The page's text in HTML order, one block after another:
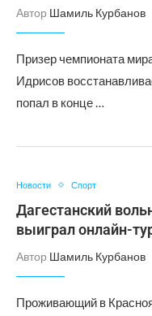
Автор Шамиль Курбанов
Призер чемпионата
Идрисов
попал в конце …
Новости Спорт
Дагестанский
выиграл онлайн-
Автор Шамиль Курбанов
Проживающий в